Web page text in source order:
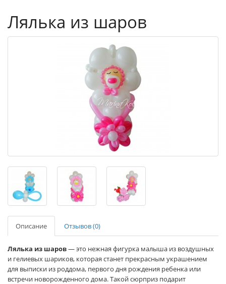
Лялька из шаров
Описание Отзывов (0)
Лялька из шаров— это нежная фигурка малыша из воздушных
и гелиевых шариков, которая станет прекрасным украшением
для выписки из роддома, первого дня рождения ребенка или
встречи новорожденного дома. Такой сюрприз подарит